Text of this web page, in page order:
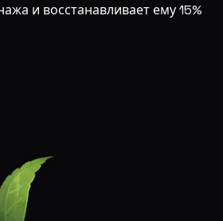
и восстанавливает ему 15%